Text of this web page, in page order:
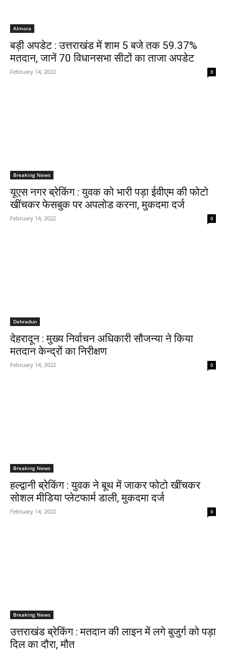
Almora
बड़ी अपडेट : उत्तराखंड में शाम 5 बजे तक 59.37%
मतदान, जानें 70 विधानसभा सीटों का ताजा अपडेट
February 14, 2022 0
Breaking News
यूएस नगर ब्रेकिंग : युवक को भारी पड़ा ईवीएम की फोटो
खींचकर फेसबुक पर अपलोड करना, मुकदमा दर्ज
February 14, 2022 0
Dehradun
देहरादून : मुख्य निर्वाचन अधिकारी सौजन्या ने किया
मतदान केन्द्रों का निरीक्षण
February 14, 2022 0
Breaking News
हल्द्वानी ब्रेकिंग : युवक ने बूथ में जाकर फोटो खींचकर
सोशल मीडिया प्लेटफार्म डाली, मुकदमा दर्ज
February 14, 2022 0
Breaking News
उत्तराखंड ब्रेकिंग : मतदान की लाइन में लगे बुजुर्ग को पड़ा
दिल का दौरा, मौत